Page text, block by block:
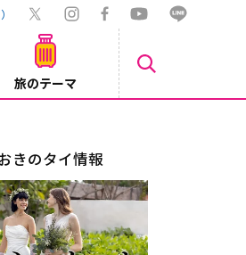
旅のテーマ
きのタイ情報